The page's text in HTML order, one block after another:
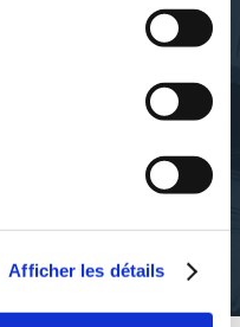
Afficher les détails
66" et "Emergency,